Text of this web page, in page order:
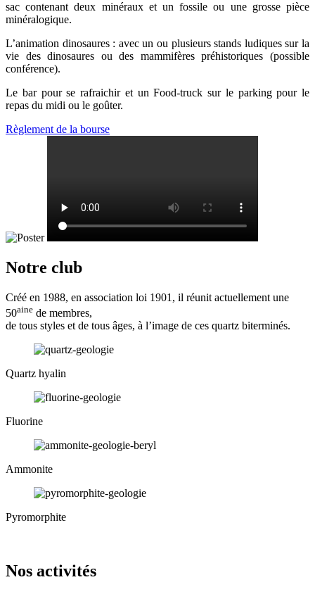
sac contenant deux minéraux et un fossile ou une grosse pièce
minéralogique.
L’animation dinosaures : avec un ou plusieurs stands ludiques sur la
vie des dinosaures ou des mammifères préhistoriques (possible
conférence).
Le bar pour se rafraichir et un Food-truck sur le parking pour le
repas du midi ou le goûter.
Règlement de la bourse
Notre club
Créé en 1988, en association loi 1901, il réunit actuellement une
50aine de membres,
de tous styles et de tous âges, à l’image de ces quartz biterminés.
Quartz hyalin
Fluorine
Ammonite
Pyromorphite
Nos activités